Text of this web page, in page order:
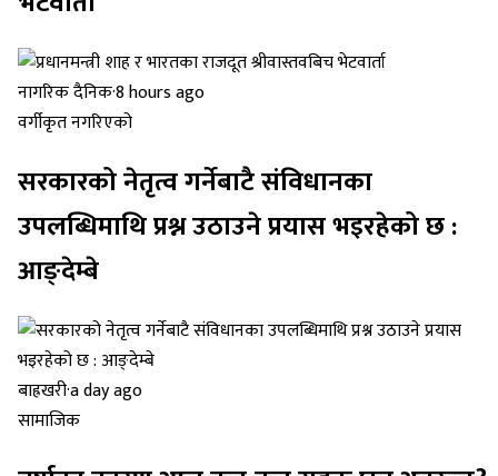
नागरिक दैनिक·8 hours ago
वर्गीकृत नगरिएको
सरकारको नेतृत्व गर्नेबाटै संविधानका
उपलब्धिमाथि प्रश्न उठाउने प्रयास भइरहेको छ :
आङ्देम्बे
बाह्रखरी·a day ago
सामाजिक